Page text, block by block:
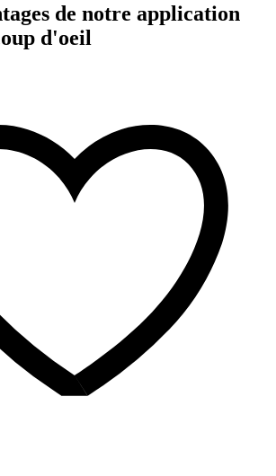
de notre application
d'oeil